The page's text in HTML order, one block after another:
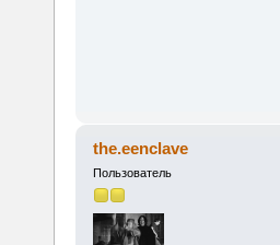
the.eenclave
Пользователь